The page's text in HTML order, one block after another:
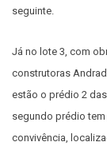
seguinte.
Já no lote 3, com
construtoras
estão o prédio 2
segundo prédio
convivência,